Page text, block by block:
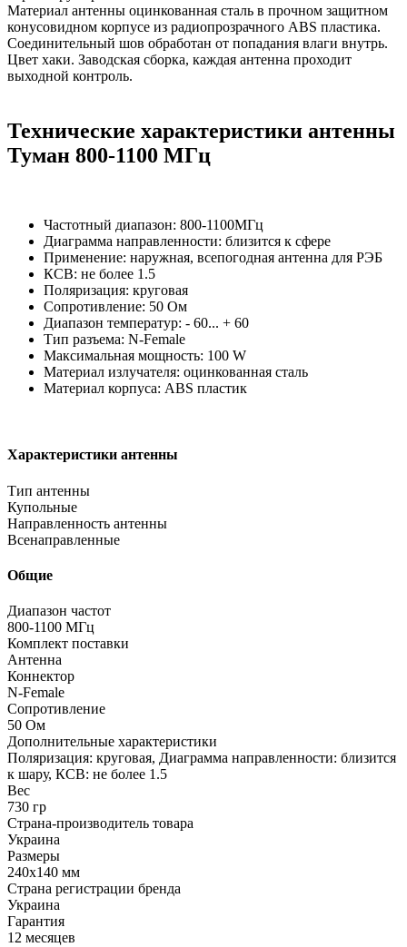
Материал антенны оцинкованная сталь в прочном защитном
конусовидном корпусе из радиопрозрачного ABS пластика.
Соединительный шов обработан от попадания влаги внутрь.
Цвет хаки. Заводская сборка, каждая антенна проходит
выходной контроль.
Технические характеристики антенны
Туман 800-1100 МГц
Частотный диапазон: 800-1100МГц
Диаграмма направленности: близится к сфере
Применение: наружная, всепогодная антенна для РЭБ
КСВ: не более 1.5
Поляризация: круговая
Сопротивление: 50 Ом
Диапазон температур: - 60... + 60
Тип разъема: N-Female
Максимальная мощность: 100 W
Материал излучателя: оцинкованная сталь
Материал корпуса: ABS пластик
Характеристики антенны
Тип антенны
Купольные
Направленность антенны
Всенаправленные
Общие
Диапазон частот
800-1100 МГц
Комплект поставки
Антенна
Коннектор
N-Female
Сопротивление
50 Ом
Дополнительные характеристики
Поляризация: круговая, Диаграмма направленности: близится
к шару, КСВ: не более 1.5
Вес
730 гр
Страна-производитель товара
Украина
Размеры
240x140 мм
Страна регистрации бренда
Украина
Гарантия
12 месяцев